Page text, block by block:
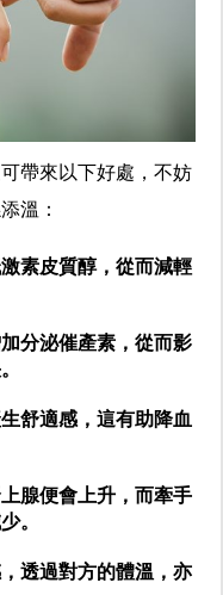
帶來以下好處，不妨
溫：
素皮質醇，從而減輕
分泌催產素，從而影
舒適感，這有助降血
腺便會上升，而牽手
。
透過對方的體溫，亦